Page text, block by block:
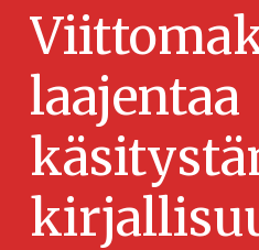
voimavarana
työyhteisöissä
laajentaa